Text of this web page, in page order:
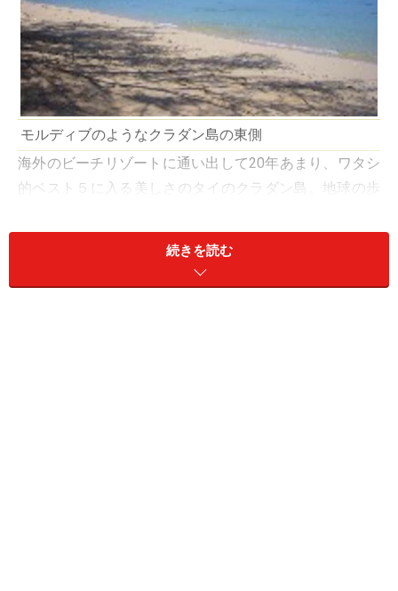
モルディブのようなクラダン島の東側
海外のビーチリゾートに通い出して20年あまり、ワタシ
的ベスト５に入る美しさのタイのクラダン島。地球の歩
１月に訪れ、そのスゴさを報告したくてウズウズしてい
たのですが、その本が発売（５月21日です）になるまで
は口チャックでおりました。本当に、スゴい島です。
続きを読む